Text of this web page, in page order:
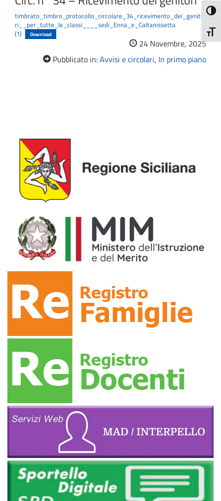
timbrato_timbro_protocollo_circolare_34_ricevimento_dei_genito
ri__per_tutte_le_classi____sedi_Enna_e_Caltanissetta
(1)
Download
24 Novembre, 2025
Pubblicato in:Avvisi e circolari, In primo piano